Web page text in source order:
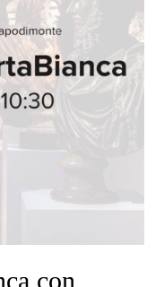
con